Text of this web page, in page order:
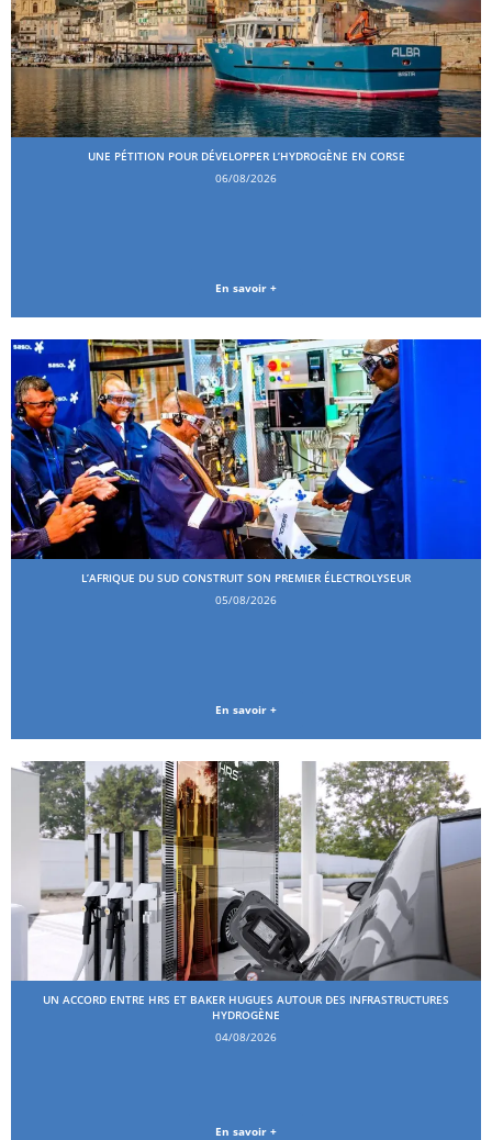
UNE PÉTITION POUR DÉVELOPPER L’HYDROGÈNE EN CORSE
06/08/2026
En savoir +
L’AFRIQUE DU SUD CONSTRUIT SON PREMIER ÉLECTROLYSEUR
05/08/2026
En savoir +
UN ACCORD ENTRE HRS ET BAKER HUGUES AUTOUR DES INFRASTRUCTURES
HYDROGÈNE
04/08/2026
En savoir +